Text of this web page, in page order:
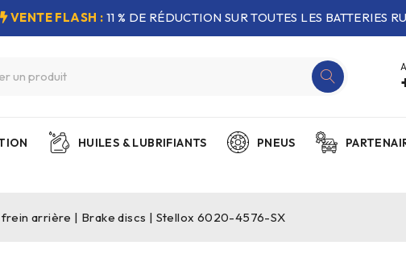
VENTE FLASH : 11 % DE RÉDUCTION SUR TOUTES LES BATTERIES
HUILES & LUBRIFIANTS PNEUS
frein arrière | Brake discs | Stellox 6020-4576-SX